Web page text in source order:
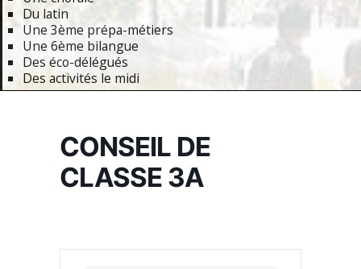
Du latin
Une 3ème prépa-métiers
Une 6ème bilangue
Des éco-délégués
Des activités le midi
CONSEIL DE
CLASSE 3A